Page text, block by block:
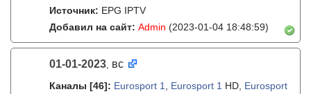
Источник: EPG IPTV
Добавил на сайт: Admin (2023-01-04 18:48:59)
01-01-2023, вс
Каналы [46]: Eurosport 1 Eurosport 1 HD, Eurosport